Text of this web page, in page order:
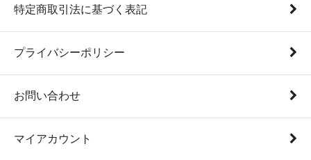
特定商取引法に基づく表記
プライバシーポリシー
お問い合わせ
マイアカウント